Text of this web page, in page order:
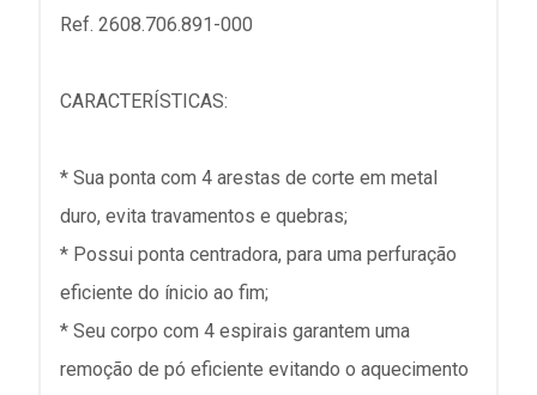
Ref. 2608.706.891-000
CARACTERÍSTICAS:
* Sua ponta com 4 arestas de corte em metal
duro, evita travamentos e quebras;
* Possui ponta centradora, para uma perfuração
eficiente do ínicio ao fim;
* Seu corpo com 4 espirais garantem uma
remoção de pó eficiente evitando o aquecimento